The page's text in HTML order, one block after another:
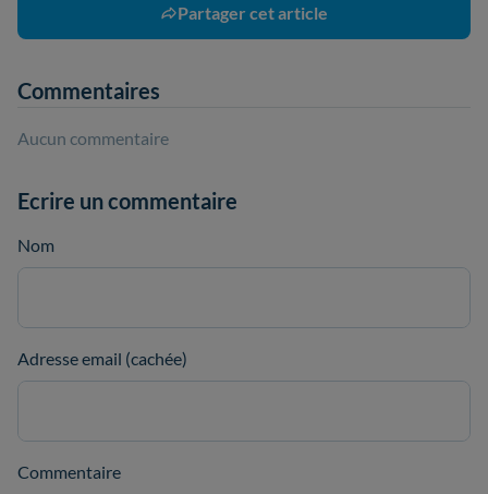
Partager cet article
Commentaires
Aucun commentaire
Ecrire un commentaire
Nom
Adresse email (cachée)
Commentaire